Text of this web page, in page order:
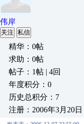
伟岸
关注 私信
精华：0帖
求助：0帖
帖子：1帖 | 4回
年度积分：0
历史总积分：7
注册：2006年3月20日